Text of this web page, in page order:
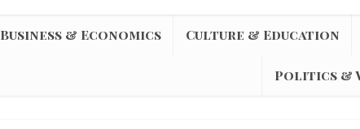
Business & Economics Culture & Education
Politics &